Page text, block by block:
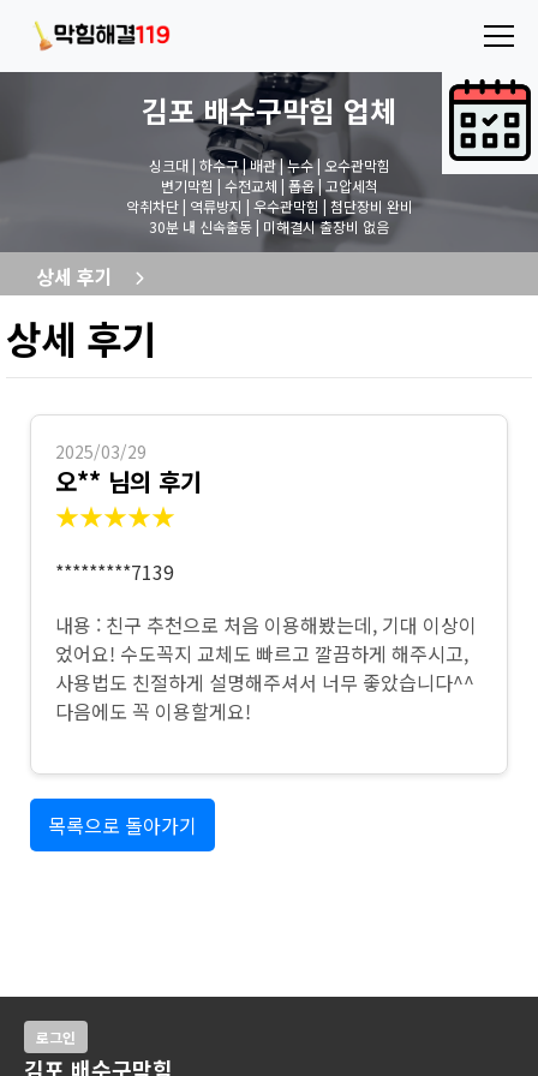
김포 배수구막힘 업체
싱크대 | 하수구 | 배관 | 누수 | 오수관막힘
변기막힘 | 수전교체 | 폽옵 | 고압세척
악취차단 | 역류방지 | 우수관막힘 | 첨단장비 완비
30분 내 신속출동 | 미해결시 출장비 없음
상세 후기
상세 후기
2025/03/29
오** 님의 후기
★★★★★
*********7139
내용 : 친구 추천으로 처음 이용해봤는데, 기대 이상이
었어요! 수도꼭지 교체도 빠르고 깔끔하게 해주시고,
사용법도 친절하게 설명해주셔서 너무 좋았습니다^^
다음에도 꼭 이용할게요!
목록으로 돌아가기
로그인
김포 배수구막힘